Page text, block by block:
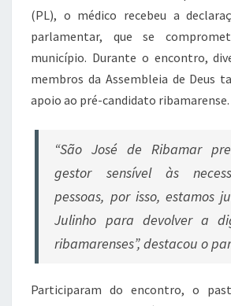
(PL), o médico recebeu a
parlamentar, que se
município. Durante o encontro,
membros da Assembleia de Deus
apoio ao pré-candidato ribamarense.
“São José de Ribamar
gestor sensível às
pessoas, por isso, estamos
Julinho para devolver a
ribamarenses”, destacou o
Participaram do encontro, o